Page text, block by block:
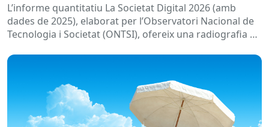
L’informe quantitatiu La Societat Digital 2026 (amb
dades de 2025), elaborat per l’Observatori Nacional de
Tecnologia i Societat (ONTSI), ofereix una radiografia de